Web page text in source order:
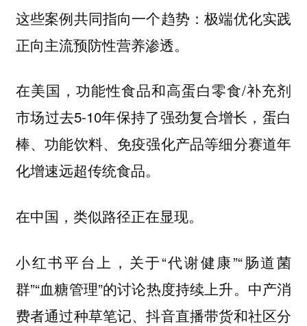
这些案例共同指向一个趋势：极端优化实践
正向主流预防性营养渗透。
在美国，功能性食品和高蛋白零食/补充剂
市场过去5-10年保持了强劲复合增长，蛋白
棒、功能饮料、免疫强化产品等细分赛道年
化增速远超传统食品。
在中国，类似路径正在显现。
小红书平台上，关于“代谢健康”“肠道菌
群”“血糖管理”的讨论热度持续上升。中产消
费者通过种草笔记、抖音直播带货和社区分